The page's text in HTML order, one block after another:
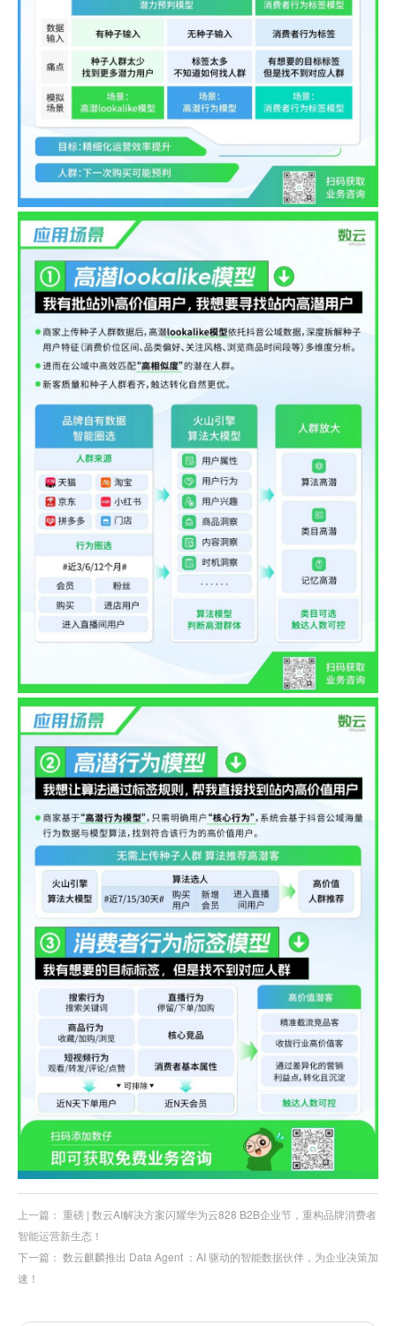
上一篇： 重磅 | 数云AI解决方案闪耀华为云828 B2B企业节，重构品牌消费者
智能运营新生态！
下一篇： 数云麒麟推出 Data Agent ：AI 驱动的智能数据伙伴，为企业决策加
速！